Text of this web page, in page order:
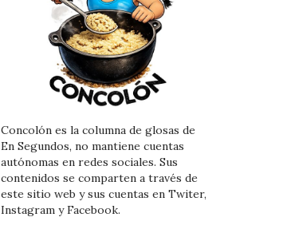
Concolón es la columna de glosas de
En Segundos, no mantiene cuentas
autónomas en redes sociales. Sus
contenidos se comparten a través de
este sitio web y sus cuentas en Twiter,
Instagram y Facebook.